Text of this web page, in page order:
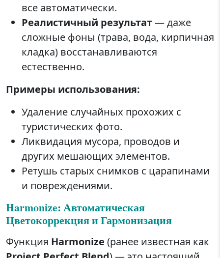
все автоматически.
Реалистичный результат— даже
сложные фоны (трава, вода, кирпичная
кладка) восстанавливаются
естественно.
Примеры использования:
Удаление случайных прохожих с
туристических фото.
Ликвидация мусора, проводов и
других мешающих элементов.
Ретушь старых снимков с царапинами
и повреждениями.
Harmonize: Автоматическая
Цветокоррекция и Гармонизация
Функция Harmonize (ранее известная как